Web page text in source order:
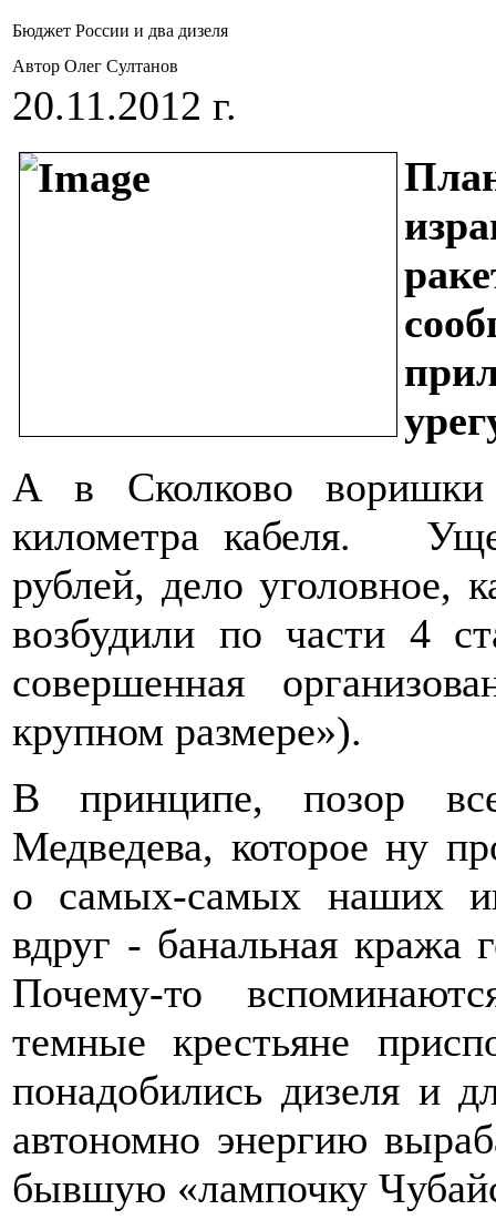
Бюджет России и два дизеля
Автор Олег Султанов
20.11.2012 г.
А в Сколково
километра кабеля.
рублей, дело уголовное,
возбудили по части 4
совершенная
крупном размере»).
В принципе, позор
Медведева, которое ну
о самых-самых наших
вдруг - банальная кража
Почему-то
темные крестьяне
понадобились дизеля и
автономно энергию
бывшую «лампочку